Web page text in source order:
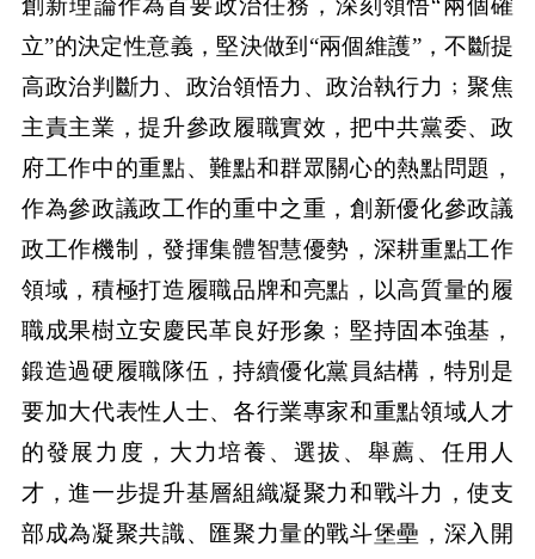
創新理論作為首要政治任務，深刻領悟“兩個確
立”的決定性意義，堅決做到“兩個維護”，不斷提
高政治判斷力、政治領悟力、政治執行力﹔聚焦
主責主業，提升參政履職實效，把中共黨委、政
府工作中的重點、難點和群眾關心的熱點問題，
作為參政議政工作的重中之重，創新優化參政議
政工作機制，發揮集體智慧優勢，深耕重點工作
領域，積極打造履職品牌和亮點，以高質量的履
職成果樹立安慶民革良好形象﹔堅持固本強基，
鍛造過硬履職隊伍，持續優化黨員結構，特別是
要加大代表性人士、各行業專家和重點領域人才
的發展力度，大力培養、選拔、舉薦、任用人
才，進一步提升基層組織凝聚力和戰斗力，使支
部成為凝聚共識、匯聚力量的戰斗堡壘，深入開